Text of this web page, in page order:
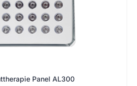
Panel AL300